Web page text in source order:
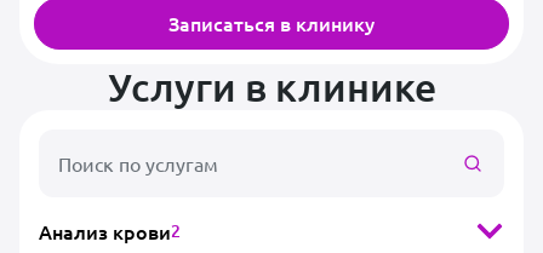
Записаться в клинику
Услуги в клинике
Анализ крови2